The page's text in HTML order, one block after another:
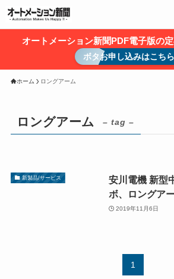
オートメーション新聞PDF電子版の
ボタお申し込みはこち
ホーム ロングアーム
ロングアーム – tag –
新製品/サービス
安川電機 新型
ボ、ロングア
2019年11月6日
1